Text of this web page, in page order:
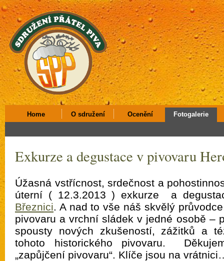
Home O sdružení Ocenění Fotogalerie
Exkurze a degustace v pivovaru
Úžasná vstřícnost, srdečnost a
úterní ( 12.3.2013 ) exkurze a
Březnici. A nad to vše náš skvělý
pivovaru a vrchní sládek v jedné osobě –
spousty nových zkušeností, zážitků a
tohoto historického pivovaru.
„zapůjčení pivovaru“. Klíče jsou na